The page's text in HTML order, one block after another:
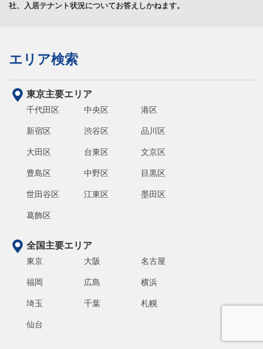
社、入居テナント状況についてお答えしかねます。
エリア検索
東京主要エリア
千代田区 中央区 港区
新宿区 渋谷区 品川区
大田区 台東区 文京区
豊島区 中野区 目黒区
世田谷区 江東区 墨田区
葛飾区
全国主要エリア
東京 大阪 名古屋
福岡 広島 横浜
埼玉 千葉 札幌
仙台